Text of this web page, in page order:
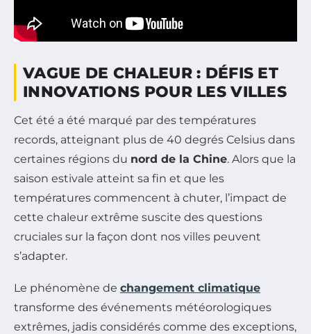
VAGUE DE CHALEUR : DÉFIS ET
INNOVATIONS POUR LES VILLES
Cet été a été marqué par des températures
records, atteignant plus de 40 degrés Celsius dans
certaines régions du nord de la Chine. Alors que la
saison estivale atteint sa fin et que les
températures commencent à chuter, l’impact de
cette chaleur extrême suscite des questions
cruciales sur la façon dont nos villes peuvent
s’adapter.
Le phénomène de changement climatique
transforme des événements météorologiques
extrêmes, jadis considérés comme des exceptions,